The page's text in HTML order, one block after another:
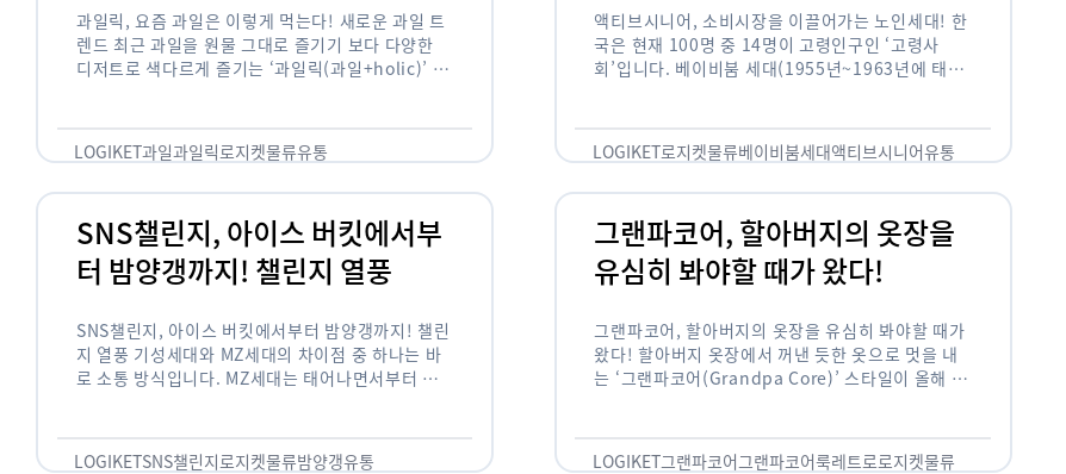
과일릭, 요즘 과일은 이렇게 먹는다! 새로운 과일 트
렌드 최근 과일을 원물 그대로 즐기기 보다 다양한
디저트로 색다르게 즐기는 ‘과일릭(과일+holic)’ 트
…
LOGIKET과일과일릭로지켓물류유통
액티브시니어, 소비시장을 이끌어가는 노인세대! 한
국은 현재 100명 중 14명이 고령인구인 ‘고령사
회’입니다. 베이비붐 세대(1955년~1963년에 태어
오고 있습니다. 하지만 사회가 늙어가는 …
LOGIKET로지켓물류베이비붐세대액티브시니어유통
SNS챌린지, 아이스 버킷에서부
터 밤양갱까지! 챌린지 열풍
SNS챌린지, 아이스 버킷에서부터 밤양갱까지! 챌린
지 열풍 기성세대와 MZ세대의 차이점 중 하나는 바
로 소통 방식입니다. MZ세대는 태어나면서부터 디
도 능숙한 …
LOGIKETSNS챌린지로지켓물류밤양갱유통
그랜파코어, 할아버지의 옷장을
유심히 봐야할 때가 왔다!
그랜파코어, 할아버지의 옷장을 유심히 봐야할 때가
왔다! 할아버지 옷장에서 꺼낸 듯한 옷으로 멋을 내
는 ‘그랜파코어(Grandpa Core)’ 스타일이 올해 패
을 …
LOGIKET그랜파코어그랜파코어룩레트로로지켓물류